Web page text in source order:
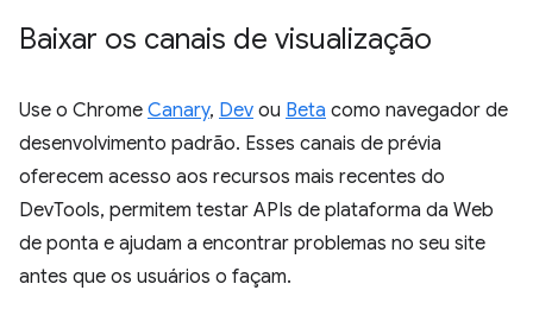
Baixar os canais de visualização
Use o Chrome Canary, Dev ou Beta como navegador de
desenvolvimento padrão. Esses canais de prévia
oferecem acesso aos recursos mais recentes do
DevTools, permitem testar APIs de plataforma da Web
de ponta e ajudam a encontrar problemas no seu site
antes que os usuários o façam.